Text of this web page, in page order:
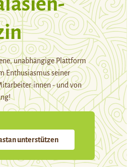
unabhängige Plattform
Enthusiasmus seiner
- und von
unterstützen